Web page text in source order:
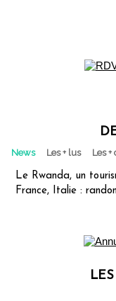
News Les + lus Les
Le Rwanda, un
France, Italie :